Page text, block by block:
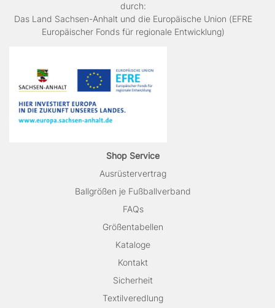
durch:
Das Land Sachsen-Anhalt und die Europäische Union (EFRE
Europäischer Fonds für regionale Entwicklung)
Shop Service
Ausrüstervertrag
Ballgrößen je Fußballverband
FAQs
Größentabellen
Kataloge
Kontakt
Sicherheit
Textilveredlung